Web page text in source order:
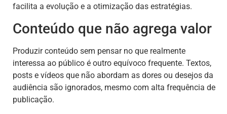
facilita a evolução e a otimização das estratégias.
Conteúdo que não agrega valor
Produzir conteúdo sem pensar no que realmente
interessa ao público é outro equívoco frequente. Textos,
posts e vídeos que não abordam as dores ou desejos da
audiência são ignorados, mesmo com alta frequência de
publicação.